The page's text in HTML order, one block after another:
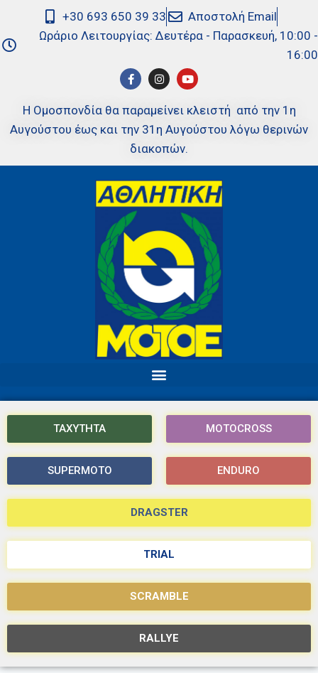
+30 693 650 39 33
Αποστολή Email
Ωράριο Λειτουργίας: Δευτέρα - Παρασκευή, 10:00 -
16:00
Η Ομοσπονδία θα παραμείνει κλειστή από την 1η
Αυγούστου έως και την 31η Αυγούστου λόγω θερινών
διακοπών.
ΤΑΧΥΤΗΤΑ MOTOCROSS
SUPERMOTO ENDURO
DRAGSTER
TRIAL
SCRAMBLE
RALLYE